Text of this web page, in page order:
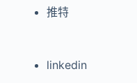
推特
linkedin